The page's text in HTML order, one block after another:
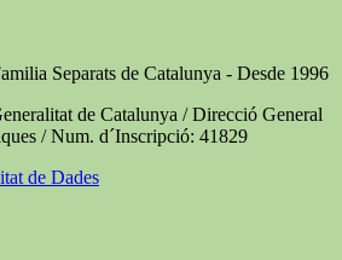
Separats de Catalunya - Desde 1996
de Catalunya / Direcció General
/ Num. d´Inscripció: 41829
de Dades